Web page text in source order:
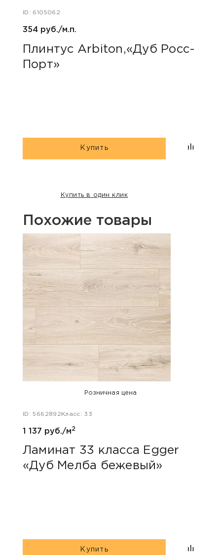
ID: 6105062
354 руб./м.п.
Плинтус Arbiton,«Дуб Росс-
Порт»
Купить
Купить в один клик
Похожие товары
Розничная цена
ID: 5662892 Класс: 33
1 137 руб./м2
Ламинат 33 класса Egger
«Дуб Мелба бежевый»
Купить